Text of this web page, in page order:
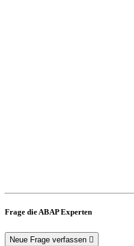
Frage die ABAP Experten
Neue Frage verfassen